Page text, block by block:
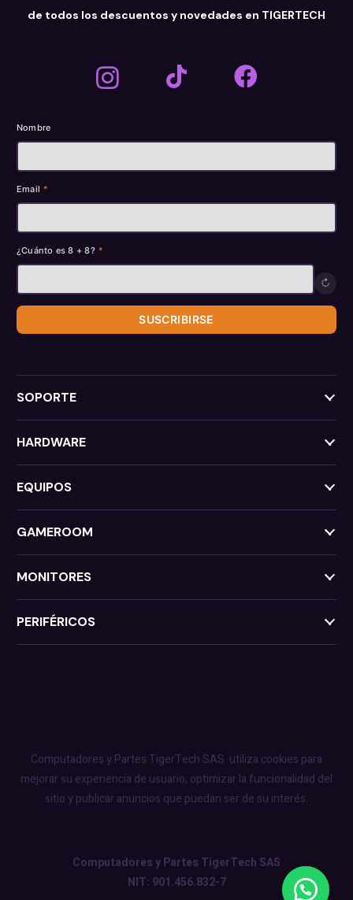
de todos los descuentos y novedades en TIGERTECH
Nombre
Email *
¿Cuánto es 8 + 8? *
↻
SUSCRIBIRSE
SOPORTE
HARDWARE
EQUIPOS
GAMEROOM
MONITORES
PERIFÉRICOS
Computadores y Partes TigerTech SAS utiliza cookies para
mejorar su experiencia de usuario, optimizar la funcionalidad del
sitio y publicar anuncios que puedan ser de su interés.
Computadores y Partes TigerTech SAS
NIT: 901.456.832-7